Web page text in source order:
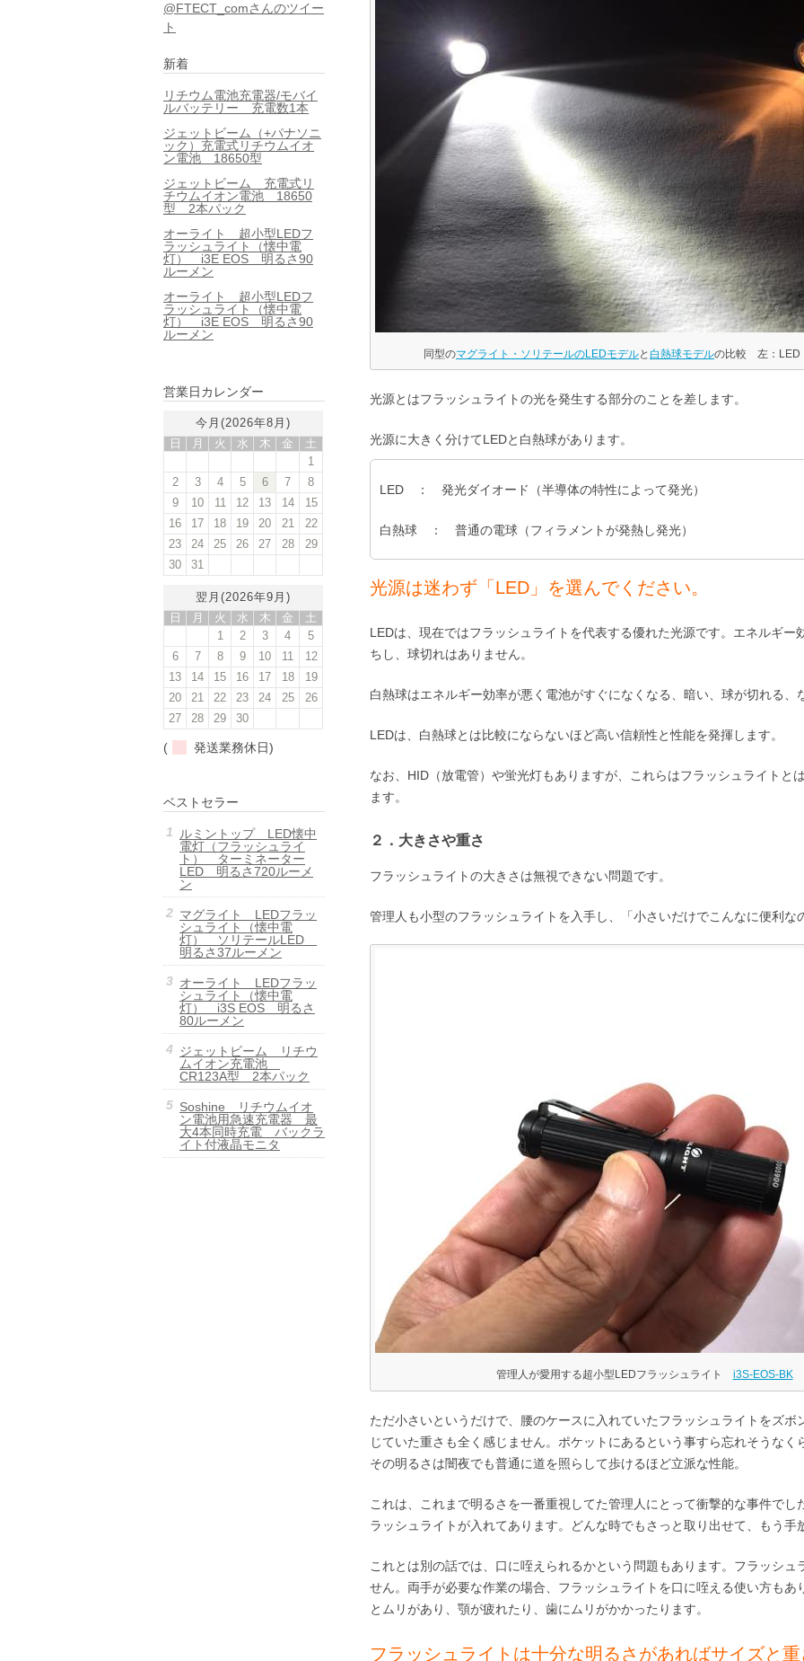
同型のマグライト・ソリテールのLEDモデルと 白熱球モデルの比較 左：
光源とはフラッシュライトの光を発生する部分のことを差します。
光源に大きく分けてLEDと白熱球があります。
LED ： 発光ダイオード（半導体の特性によって発光）
白熱球 ： 普通の電球（フィラメントが発熱し発光）
光源は迷わず「LED」を選んでください。
LEDは、現在ではフラッシュライトを代表する優れた光源です。エネルギ
ちし、球切れはありません。
白熱球はエネルギー効率が悪く電池がすぐになくなる、暗い、球が切れる、
LEDは、白熱球とは比較にならないほど高い信頼性と性能を発揮します。
なお、HID（放電管）や蛍光灯もありますが、これらはフラッシュライトと
ます。
２．大きさや重さ
フラッシュライトの大きさは無視できない問題です。
管理人も小型のフラッシュライトを入手し、「小さいだけでこんなに便利な
管理人が愛用する超小型LEDフラッシュライト i3S-EOS-BK
ただ小さいというだけで、腰のケースに入れていたフラッシュライトをズ
じていた重さも全く感じません。ポケットにあるという事すら忘れそうなく
その明るさは闇夜でも普通に道を照らして歩けるほど立派な性能。
これは、これまで明るさを一番重視してた管理人にとって衝撃的な事件で
ラッシュライトが入れてあります。どんな時でもさっと取り出せて、もう手
これとは別の話では、口に咥えられるかという問題もあります。フラッシュ
せん。両手が必要な作業の場合、フラッシュライトを口に咥える使い方も
とムリがあり、顎が疲れたり、歯にムリがかかったります。
フラッシュライトは十分な明るさがあればサイズと重
@FTECT_comさんのツイー
ト
新着
リチウム電池充電器/モバイ
ルバッテリー 充電数1本
ジェットビーム（+パナソニ
ック）充電式リチウムイオ
ン電池 18650型
ジェットビーム 充電式リ
チウムイオン電池 18650
型 2本パック
オーライト 超小型LEDフ
ラッシュライト（懐中電
灯） i3E EOS 明るさ90
ルーメン
オーライト 超小型LEDフ
ラッシュライト（懐中電
灯） i3E EOS 明るさ90
ルーメン
営業日カレンダー
今月(2026年8月)
日
月 火 水 木 金
土
1
2
3 4 5 6 7
8
9
10 11 12 13 14
15
16
17 18 19 20 21
22
23
24 25 26 27 28
29
30
31
翌月(2026年9月)
日
月 火 水 木 金
土
1
2 3 4
5
6
7 8 9 10 11
12
13
14 15 16 17 18
19
20
21 22 23 24 25
26
27
28 29 30
( 発送業務休日)
ベストセラー
ルミントップ LED懐中
電灯（フラッシュライ
ト） ターミネーター
LED 明るさ720ルーメ
ン
マグライト LEDフラッ
シュライト（懐中電
灯） ソリテールLED
明るさ37ルーメン
オーライト LEDフラッ
シュライト（懐中電
灯） i3S EOS 明るさ
80ルーメン
ジェットビーム リチウ
ムイオン充電池
CR123A型 2本パック
Soshine リチウムイオ
ン電池用急速充電器 最
大4本同時充電 バックラ
イト付液晶モニタ